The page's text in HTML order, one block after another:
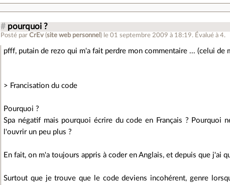
# pourquoi ?
Posté parCrEv (site web personnel ) le 01 septembre 2009 à 18:19. Évalué à4.
pfff, putain de rezo qui m'a fait perdre mon commentaire ... (celui de
> Francisation du code
Pourquoi ?
Spa négatif mais pourquoi écrire du code en Français ?
l'ouvrir un peu plus ?
En fait, on m'a toujours appris à coder en Anglais, et depuis que j'ai
Surtout que je trouve que le code deviens incohérent, genre